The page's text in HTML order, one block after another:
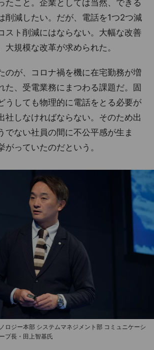
たこと。企業としては当然、できる
削減したい。だが、電話を1つ2つ減
スト削減にはならない。大幅な改善
大規模な改革が求められた。
のが、コロナ禍を機に在宅勤務が増
た、受電業務にまつわる課題だ。固
うしても物理的に電話をとる必要が
社しなければならない。そのため出
でない社員の間に不公平感が生ま
がっていたのだという。
ロジー本部 システムマネジメント部 コミュニケーシ
プ長・田上智基氏